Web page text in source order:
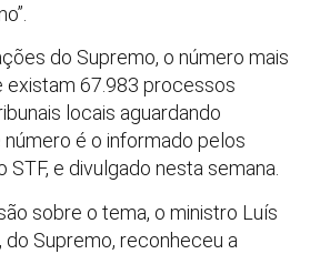
do Supremo, o número mais
existam 67.983 processos
locais aguardando
número é o informado pelos
STF, e divulgado nesta semana.
sobre o tema, o ministro Luís
do Supremo, reconheceu a